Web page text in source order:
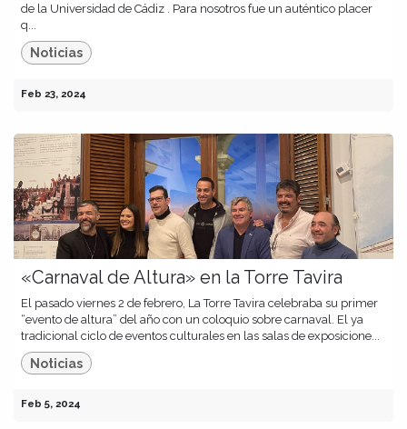
de la Universidad de Cádiz . Para nosotros fue un auténtico placer
q...
Noticias
Feb 23, 2024
«Carnaval de Altura» en la Torre Tavira
El pasado viernes 2 de febrero, La Torre Tavira celebraba su primer
“evento de altura” del año con un coloquio sobre carnaval. El ya
tradicional ciclo de eventos culturales en las salas de exposicione...
Noticias
Feb 5, 2024